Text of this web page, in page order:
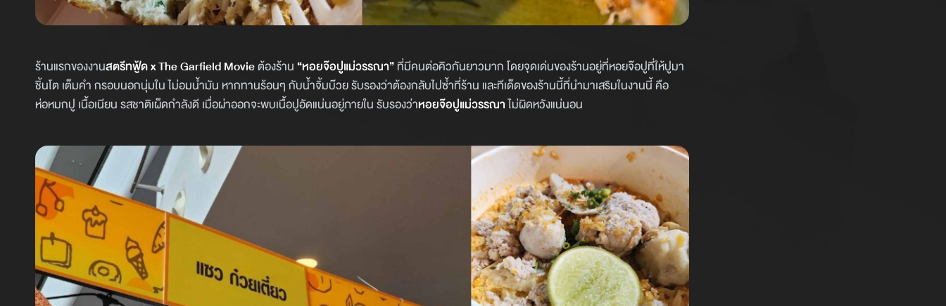
ร้านแรกของงานสตรีทฟู้ด x The Garfield Movieต้องร้าน“หอยจ๊อปูแม่วรรณา”ที่มีคนต่อคิวกันยาวมาก โดยจุดเด่นของร้านอยู่ที่หอยจ๊อปูที่ให้ปูมา
ชิ้นโต เต็มคำ กรอบนอกนุ่มใน ไม่อมน้ำมัน หากทานร้อนๆ กับน้ำจิ้มบ๊วย รับรองว่าต้องกลับไปซ้ำที่ร้าน และทีเด็ดของร้านนี้ที่นำมาเสริมในงานนี้ คือ
ห่อหมกปู เนื้อเนียน รสชาติเผ็ดกำลังดี เมื่อผ่าออกจะพบเนื้อปูอัดแน่นอยู่ภายใน รับรองว่าหอยจ๊อปูแม่วรรณาไม่ผิดหวังแน่นอน